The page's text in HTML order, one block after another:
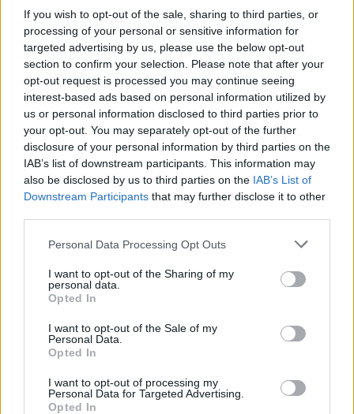
If you wish to opt-out of the sale, sharing to third parties, or
processing of your personal or sensitive information for
targeted advertising by us, please use the below opt-out
section to confirm your selection. Please note that after your
opt-out request is processed you may continue seeing
interest-based ads based on personal information utilized by
us or personal information disclosed to third parties prior to
your opt-out. You may separately opt-out of the further
disclosure of your personal information by third parties on the
IAB’s list of downstream participants. This information may
also be disclosed by us to third parties on the IAB’s List of
Downstream Participants that may further disclose it to other
Personal Data Processing Opt Outs
I want to opt-out of the Sharing of my
personal data.
Opted In
I want to opt-out of the Sale of my
Personal Data.
Opted In
I want to opt-out of processing my
Personal Data for Targeted Advertising.
Opted In
2026. július 28., kedd
Szentségtörő üzenetek és
vandalizmus a medjugorjei Mária-
szobornál – térfigyelő rögzítette a
gyújtogatást